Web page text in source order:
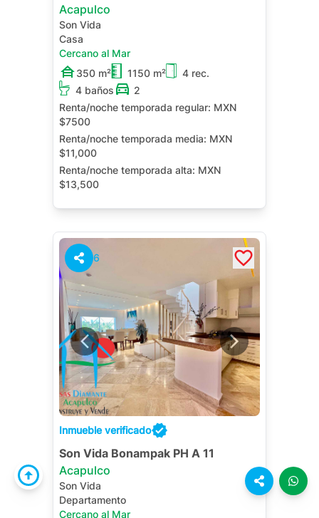
Acapulco
Son Vida
Casa
Cercano al Mar
350 m²
1150 m²
4 rec.
4 baños
2
Renta/noche temporada regular: MXN
$7500
Renta/noche temporada media: MXN
$11,000
Renta/noche temporada alta: MXN
$13,500
Jacuzzi Privado
Terraza
Roof Garden
Jardín
6
Inmueble verificado
Son Vida Bonampak PH A 11
Acapulco
Son Vida
Departamento
Cercano al Mar